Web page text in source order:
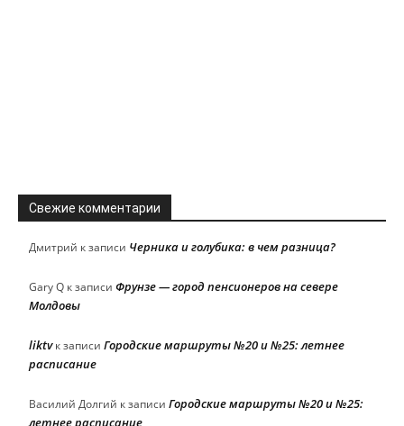
Свежие комментарии
Дмитрий к записи Черника и голубика: в чем разница?
Gary Q к записи Фрунзе — город пенсионеров на севере
Молдовы
liktvк записи Городские маршруты №20 и №25: летнее
расписание
Василий Долгий к записи Городские маршруты №20 и №25:
летнее расписание